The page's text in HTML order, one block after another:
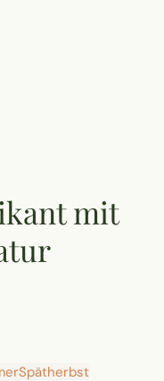
mit
Spätherbst